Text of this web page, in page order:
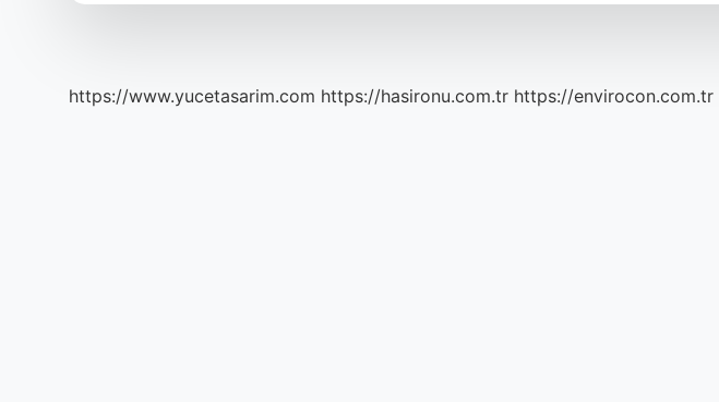
https://www.yucetasarim.com https://hasironu.com.tr https://envirocon.com.tr